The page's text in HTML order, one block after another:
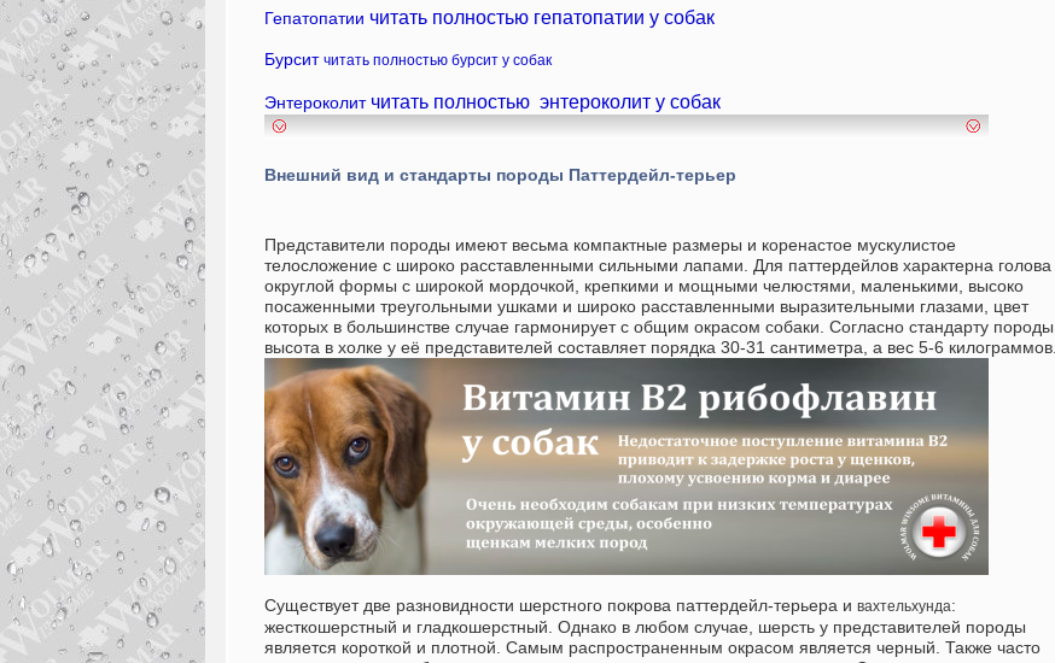
Гепатопатии читать полностью гепатопатии у собак
Бурсит читать полностью бурсит у собак
Энтероколит читать полностью энтероколит у собак
Внешний вид и стандарты породы Паттердейл-терьер
Представители породы имеют весьма компактные размеры и коренастое мускулистое
телосложение с широко расставленными сильными лапами. Для паттердейлов характерна голова
округлой формы с широкой мордочкой, крепкими и мощными челюстями, маленькими, высоко
посаженными треугольными ушками и широко расставленными выразительными глазами, цвет
которых в большинстве случае гармонирует с общим окрасом собаки. Согласно стандарту породы,
высота в холке у её представителей составляет порядка 30-31 сантиметра, а вес 5-6 килограммов.
Существует две разновидности шерстного покрова паттердейл-терьера и вахтельхунда:
жесткошерстный и гладкошерстный. Однако в любом случае, шерсть у представителей породы
является короткой и плотной. Самым распространенным окрасом является черный. Также часто